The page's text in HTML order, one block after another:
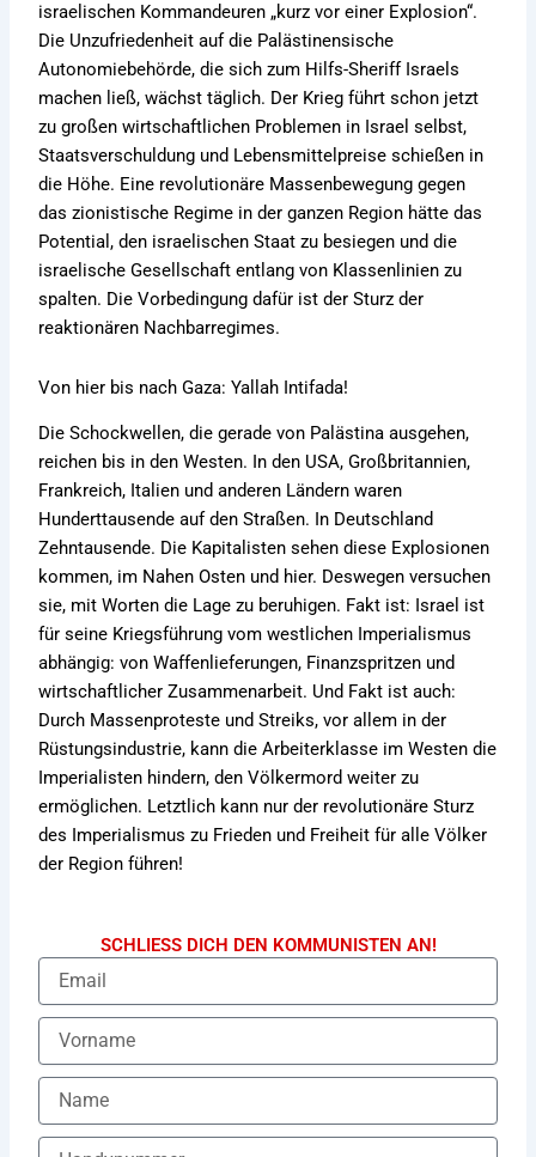
israelischen Kommandeuren „kurz vor einer Explosion“.
Die Unzufriedenheit auf die Palästinensische
Autonomiebehörde, die sich zum Hilfs-Sheriff Israels
machen ließ, wächst täglich. Der Krieg führt schon jetzt
zu großen wirtschaftlichen Problemen in Israel selbst,
Staatsverschuldung und Lebensmittelpreise schießen in
die Höhe. Eine revolutionäre Massenbewegung gegen
das zionistische Regime in der ganzen Region hätte das
Potential, den israelischen Staat zu besiegen und die
israelische Gesellschaft entlang von Klassenlinien zu
spalten. Die Vorbedingung dafür ist der Sturz der
reaktionären Nachbarregimes.
Von hier bis nach Gaza: Yallah Intifada!
Die Schockwellen, die gerade von Palästina ausgehen,
reichen bis in den Westen. In den USA, Großbritannien,
Frankreich, Italien und anderen Ländern waren
Hunderttausende auf den Straßen. In Deutschland
Zehntausende. Die Kapitalisten sehen diese Explosionen
kommen, im Nahen Osten und hier. Deswegen versuchen
sie, mit Worten die Lage zu beruhigen. Fakt ist: Israel ist
für seine Kriegsführung vom westlichen Imperialismus
abhängig: von Waffenlieferungen, Finanzspritzen und
wirtschaftlicher Zusammenarbeit. Und Fakt ist auch:
Durch Massenproteste und Streiks, vor allem in der
Rüstungsindustrie, kann die Arbeiterklasse im Westen die
Imperialisten hindern, den Völkermord weiter zu
ermöglichen. Letztlich kann nur der revolutionäre Sturz
des Imperialismus zu Frieden und Freiheit für alle Völker
der Region führen!
SCHLIESS DICH DEN KOMMUNISTEN AN!